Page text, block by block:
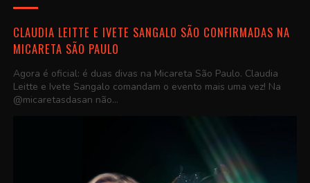
CLAUDIA LEITTE E IVETE SANGALO SÃO CONFIRMADAS NA
MICARETA SÃO PAULO
Agora é oficial: é duas divas na Micareta São Paulo. Claudia
Leitte e Ivete Sangalo comandam o evento mais uma vez! Na
@micaretasdasan não...